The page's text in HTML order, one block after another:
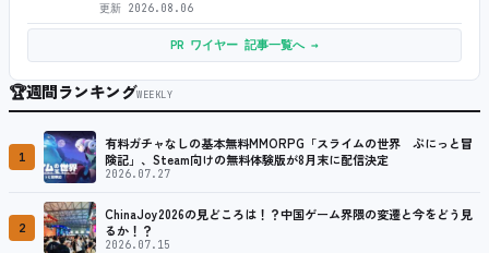
更新 2026.08.06
PR ワイヤー 記事一覧へ →
🏆週間ランキングWEEKLY
1
有料ガチャなしの基本無料MMORPG「スライムの世界 ぷにっと冒
険記」、Steam向けの無料体験版が8月末に配信決定
2026.07.27
2
ChinaJoy2026の見どころは！？中国ゲーム界隈の変遷と今をどう見
るか！？
2026.07.15